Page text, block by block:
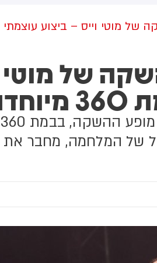
של מוטי
של המלחמה, מחבר